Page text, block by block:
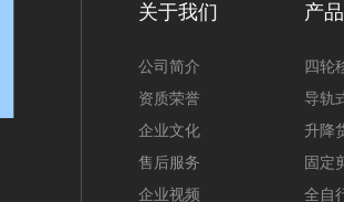
关于我们
公司简介
资质荣誉
企业文化
售后服务
企业视频
产
四轮
导轨
升降
固定
全自